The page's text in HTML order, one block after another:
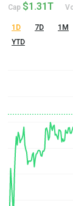
Cap $1.31T
1D 7D 1M
YTD